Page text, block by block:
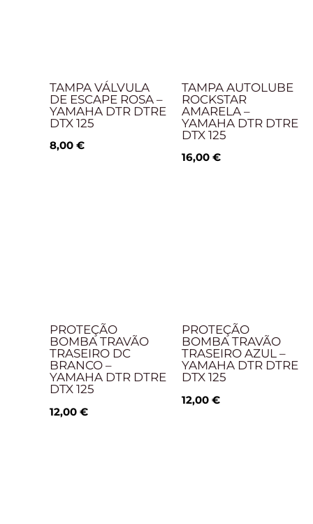
TAMPA VÁLVULA
DE ESCAPE ROSA –
YAMAHA DTR DTRE
DTX 125
8,00 €
TAMPA AUTOLUBE
ROCKSTAR
AMARELA –
YAMAHA DTR DTRE
DTX 125
16,00 €
PROTEÇÃO
BOMBA TRAVÃO
TRASEIRO DC
BRANCO –
YAMAHA DTR DTRE
DTX 125
12,00 €
PROTEÇÃO
BOMBA TRAVÃO
TRASEIRO AZUL –
YAMAHA DTR DTRE
DTX 125
12,00 €